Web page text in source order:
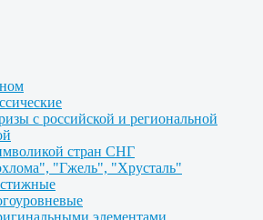
с российской и региональной
стран СНГ
"Гжель", "Хрусталь"
элементами